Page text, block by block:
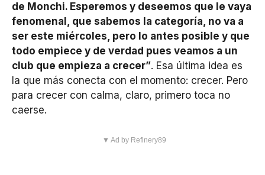
de Monchi. Esperemos y deseemos que le vaya
fenomenal, que sabemos la categoría, no va a
ser este miércoles, pero lo antes posible y que
todo empiece y de verdad pues veamos a un
club que empieza a crecer”. Esa última idea es
la que más conecta con el momento: crecer. Pero
para crecer con calma, claro, primero toca no
caerse.
▼ Ad by Refinery89